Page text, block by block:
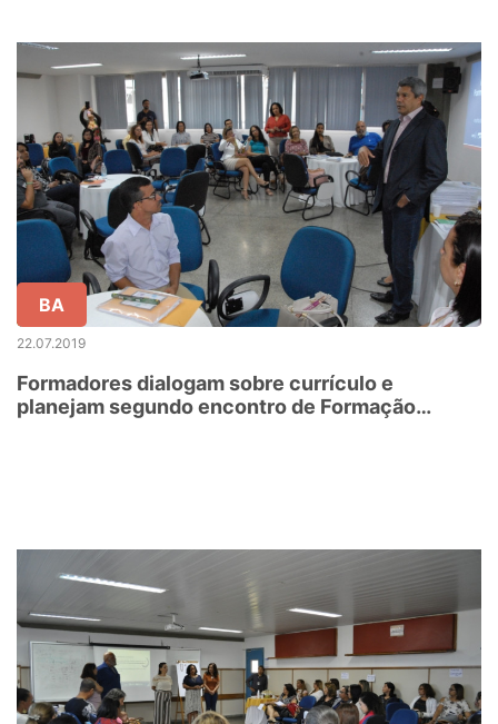
BA
22.07.2019
Formadores dialogam sobre currículo e
planejam segundo encontro de Formação